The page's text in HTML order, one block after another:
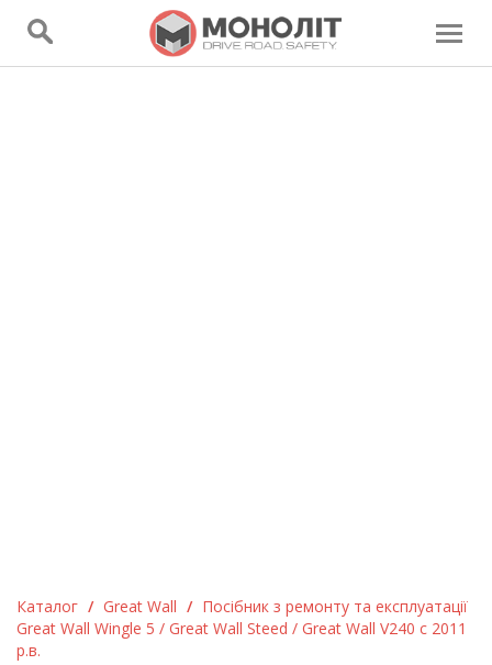
Каталог / Great Wall / Посібник з ремонту та експлуатації
Great Wall Wingle 5 / Great Wall Steed / Great Wall V240 c 2011
р.в.